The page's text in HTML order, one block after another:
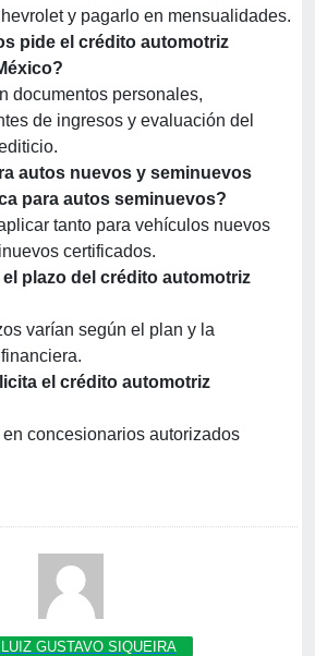
y pagarlo en mensualidades.
pide el crédito automotriz
documentos personales,
de ingresos y evaluación del
autos nuevos y seminuevos
para autos seminuevos?
tanto para vehículos nuevos
certificados.
plazo del crédito automotriz
varían según el plan y la
el crédito automotriz
concesionarios autorizados
GUSTAVO SIQUEIRA